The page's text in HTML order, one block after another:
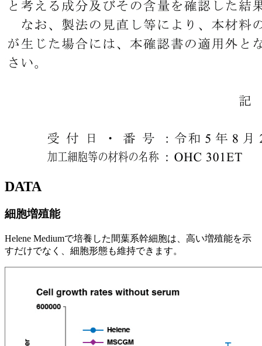
DATA
細胞増殖能
Helene Mediumで培養した間葉系幹細胞は、高い増殖能を示
すだけでなく、細胞形態も維持できます。